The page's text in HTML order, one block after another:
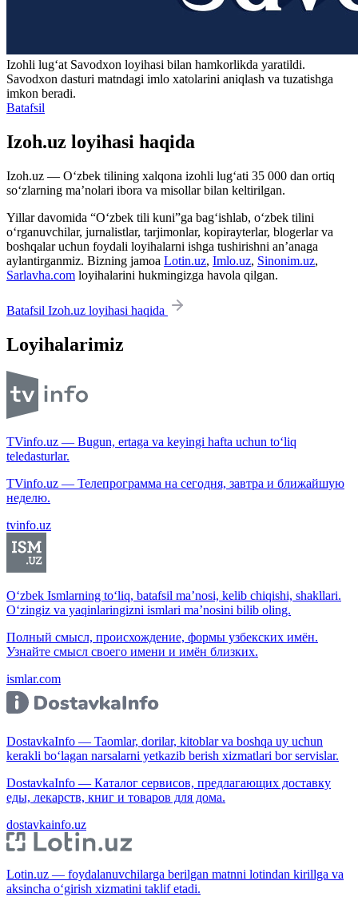
Izohli lugʻat Savodxon loyihasi bilan hamkorlikda yaratildi.
Savodxon dasturi matndagi imlo xatolarini aniqlash va tuzatishga
imkon beradi.
Batafsil
Izoh.uz loyihasi haqida
Izoh.uz — O‘zbek tilining xalqona izohli lug‘ati 35 000 dan ortiq
so‘zlarning ma’nolari ibora va misollar bilan keltirilgan.
Yillar davomida “O‘zbek tili kuni”ga bag‘ishlab, o‘zbek tilini
o‘rganuvchilar, jurnalistlar, tarjimonlar, kopirayterlar, blogerlar va
boshqalar uchun foydali loyihalarni ishga tushirishni an’anaga
aylantirganmiz. Bizning jamoa Lotin.uz, Imlo.uz, Sinonim.uz,
Sarlavha.com loyihalarini hukmingizga havola qilgan.
Batafsil Izoh.uz loyihasi haqida
Loyihalarimiz
TVinfo.uz — Bugun, ertaga va keyingi hafta uchun to‘liq
teledasturlar.
TVinfo.uz — Телепрограмма на сегодня, завтра и ближайшую
неделю.
tvinfo.uz
O‘zbek Ismlarning to‘liq, batafsil ma’nosi, kelib chiqishi, shakllari.
O‘zingiz va yaqinlaringizni ismlari ma’nosini bilib oling.
Полный смысл, происхождение, формы узбекских имён.
Узнайте смысл своего имени и имён близких.
ismlar.com
DostavkaInfo — Taomlar, dorilar, kitoblar va boshqa uy uchun
kerakli bo‘lagan narsalarni yetkazib berish xizmatlari bor servislar.
DostavkaInfo — Каталог сервисов, предлагающих доставку
еды, лекарств, книг и товаров для дома.
dostavkainfo.uz
Lotin.uz — foydalanuvchilarga berilgan matnni lotindan kirillga va
aksincha o‘girish xizmatini taklif etadi.